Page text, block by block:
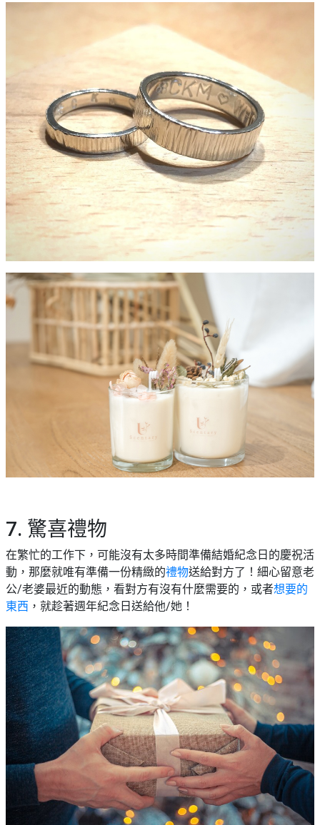
7. 驚喜禮物
在繁忙的工作下，可能沒有太多時間準備結婚紀念日的慶祝活
動，那麼就唯有準備一份精緻的禮物送給對方了！細心留意老
公/老婆最近的動態，看對方有沒有什麼需要的，或者想要的
東西 ，就趁著週年紀念日送給他/她！